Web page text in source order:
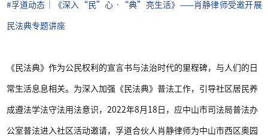
#孚道动态｜《深入“民”心 ·“典”亮生活》——肖静律师受邀开展
民法典专题讲座
《民法典》作为公民权利的宣言书与法治时代的里程碑，与人们的日
常生活息息相关。为深入加强《民法典》普法工作，引导社区居民养
成遵法学法守法用法意识，2022年8月18日，应中山市司法局普法办
公室普法进入社区活动邀请，孚道合伙人肖静律师为中山市西区奥园